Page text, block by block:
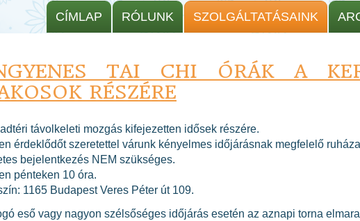
CÍMLAP RÓLUNK SZOLGÁLTATÁSAINK
TAI CHI ÓRÁK A
RÉSZÉRE
távolkeleti mozgás kifejezetten idősek részére.
érdeklődőt szeretettel várunk kényelmes időjárásnak megfelelő
bejelentkezés NEM szükséges.
pénteken 10 óra.
1165 Budapest Veres Péter út 109.
eső vagy nagyon szélsőséges időjárás esetén az aznapi torna